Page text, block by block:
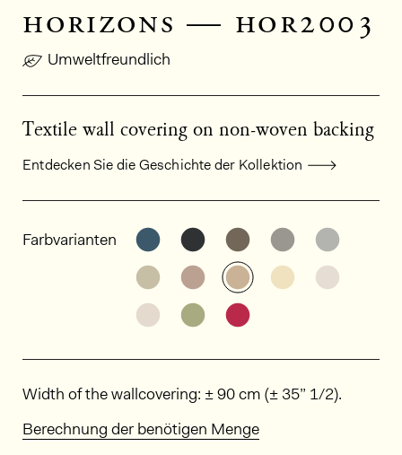
horizons — hor2003
Umweltfreundlich
Textile wall covering on non-woven backing
Entdecken Sie die Geschichte der Kollektion
Farbvarianten Weitere Varianten entdecken:
Weitere Varianten
Weitere Varianten
Weitere
Weitere Varianten entdecken:
Weitere Varianten
Weitere Varianten
Weitere
Weitere Varianten entdecken:
Weitere Varianten
Abmessungen
Width of the wallcovering: ± 90 cm (± 35” 1/2).
Berechnung der benötigen Menge